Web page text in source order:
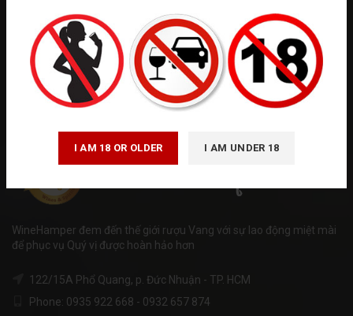
I AM 18 OR OLDER I AM UNDER 18
Tuân thủ Nghị định số 185/2013/NĐ-CP của Chính phủ và luật
quảng cáo số 16/2012/QH13 về kinh doanh bán hàng qua mạng.
Winehamper là trang thông tin chia sẻ kiến thức về rượu ngoại hoạt
động phi lơi nhuận. Chúng tôi không kinh doanh trực tiếp bán trên
internet. Vui lòng đến trực tiếp đến các cửa hàng và hệ thống siêu
thị rượu ngoại hoặc gọi tới số hotline để được tư vấn. ( giá trên
website chỉ mang tính chất tham khảo)
WineHamper đem đến thế giới rượu Vang với sự lao động miệt mài
để phục vụ Quý vị được hoàn hảo hơn
122/15A Phổ Quang, p. Đức Nhuận - TP. HCM
Phone: 0935 922 668 - 0932 657 874